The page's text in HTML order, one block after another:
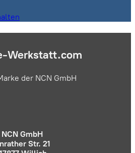
Werkstatt.com
der NCN GmbH
NCN GmbH
Str. 21